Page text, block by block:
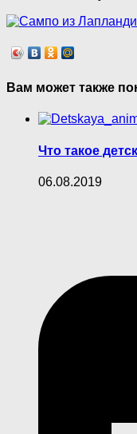
Вам может также
Что такое
06.08.2019